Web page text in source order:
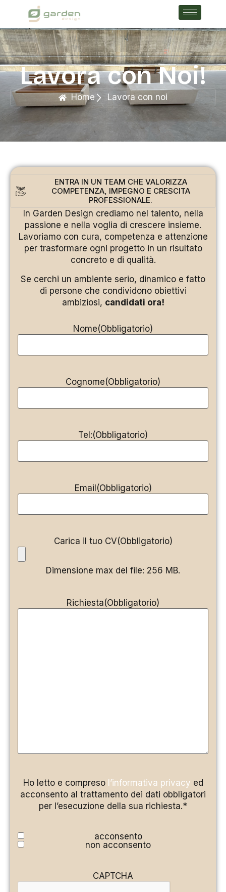
Lavora con Noi!
Home Lavora con noi
ENTRA IN UN TEAM CHE VALORIZZA
COMPETENZA, IMPEGNO E CRESCITA
PROFESSIONALE.
In Garden Design crediamo nel talento, nella
passione e nella voglia di crescere insieme.
Lavoriamo con cura, competenza e attenzione
per trasformare ogni progetto in un risultato
concreto e di qualità.
Se cerchi un ambiente serio, dinamico e fatto
di persone che condividono obiettivi
ambiziosi, candidati ora!
Nome(Obbligatorio)
Cognome(Obbligatorio)
Tel:(Obbligatorio)
Email (Obbligatorio)
Carica il tuo CV(Obbligatorio)
Dimensione max del file: 256 MB.
Richiesta(Obbligatorio)
Ho letto e compreso l’informativa privacy ed
acconsento al trattamento dei dati obbligatori
per l’esecuzione della sua richiesta.*
acconsento
non acconsento
CAPTCHA